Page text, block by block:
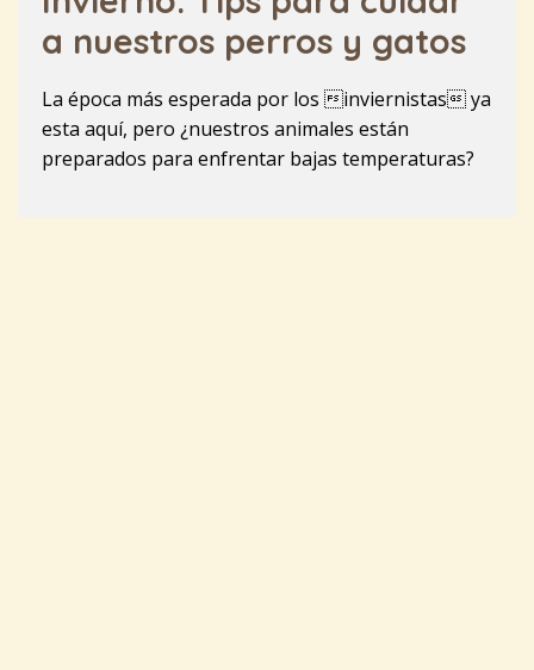
a nuestros perros y gatos
La época más esperada por los inviernistas ya
esta aquí, pero ¿nuestros animales están
preparados para enfrentar bajas temperaturas?